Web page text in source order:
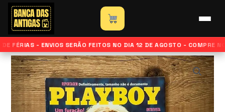
para
conteúdo
FÉRIAS - ENVIOS SERÃO FEITOS NO DIA 12 DE AGOSTO - COMPRE
Início»Loja
Revista Playboy – Edição Tatiana Issa –
Março de 1998